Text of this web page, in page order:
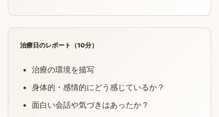
治療日のレポート（10分）
治療の環境を描写
身体的・感情的にどう感じているか？
面白い会話や気づきはあったか？